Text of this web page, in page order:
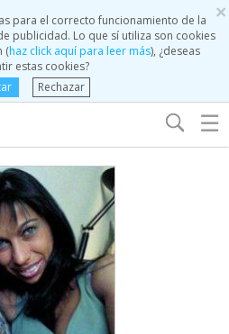
×
para el correcto funcionamiento de la
publicidad. Lo que sí utiliza son cookies
(haz click aquí para leer más), ¿deseas
estas cookies?
Rechazar
☰